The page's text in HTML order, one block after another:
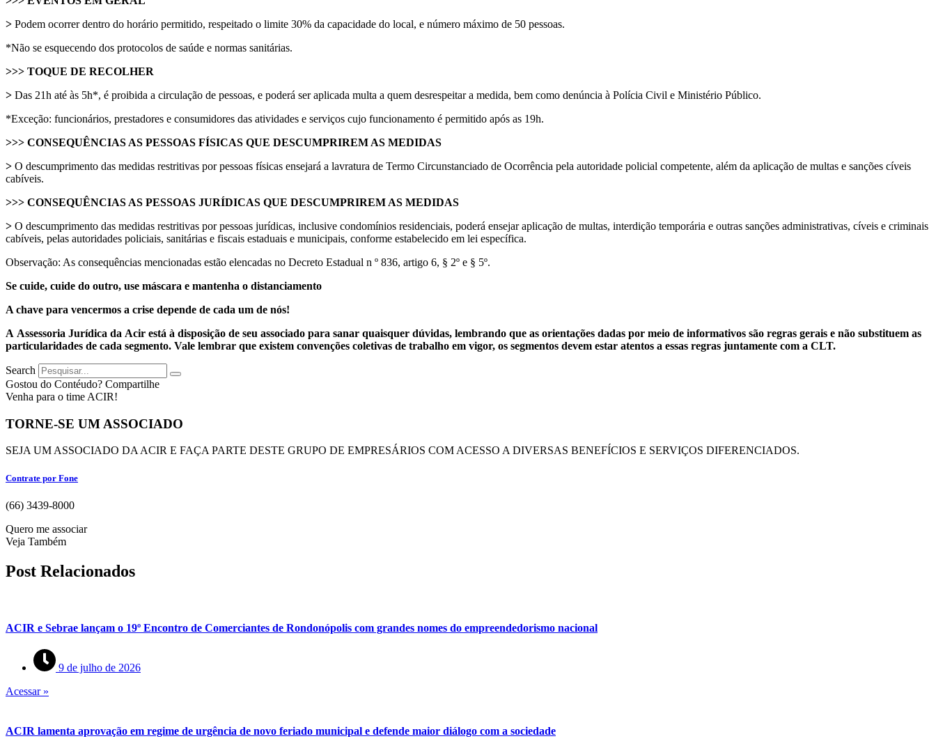
> Podem ocorrer dentro do horário permitido, respeitado o limite 30% da capacidade do local, e número máximo de 50 pessoas.
*Não se esquecendo dos protocolos de saúde e normas sanitárias.
>>> TOQUE DE RECOLHER
> Das 21h até às 5h*, é proibida a circulação de pessoas, e poderá ser aplicada multa a quem desrespeitar a medida, bem como denúncia à Polícia Civil e Ministério Público.
*Exceção: funcionários, prestadores e consumidores das atividades e serviços cujo funcionamento é permitido após as 19h.
>>> CONSEQUÊNCIAS AS PESSOAS FÍSICAS QUE DESCUMPRIREM AS MEDIDAS
> O descumprimento das medidas restritivas por pessoas físicas ensejará a lavratura de Termo Circunstanciado de Ocorrência pela autoridade policial competente, além da aplicação de multas e sanções cíveis
cabíveis.
>>> CONSEQUÊNCIAS AS PESSOAS JURÍDICAS QUE DESCUMPRIREM AS MEDIDAS
> O descumprimento das medidas restritivas por pessoas jurídicas, inclusive condomínios residenciais, poderá ensejar aplicação de multas, interdição temporária e outras sanções administrativas, cíveis e criminais
cabíveis, pelas autoridades policiais, sanitárias e fiscais estaduais e municipais, conforme estabelecido em lei específica.
Observação: As consequências mencionadas estão elencadas no Decreto Estadual n º 836, artigo 6, § 2º e § 5º.
Se cuide, cuide do outro, use máscara e mantenha o distanciamento
A chave para vencermos a crise depende de cada um de nós!
A Assessoria Jurídica da Acir está à disposição de seu associado para sanar quaisquer dúvidas, lembrando que as orientações dadas por meio de informativos são regras gerais e não substituem as
particularidades de cada segmento. Vale lembrar que existem convenções coletivas de trabalho em vigor, os segmentos devem estar atentos a essas regras juntamente com a CLT.
Search
Gostou do Contéudo? Compartilhe
Venha para o time ACIR!
TORNE-SE UM ASSOCIADO
SEJA UM ASSOCIADO DA ACIR E FAÇA PARTE DESTE GRUPO DE EMPRESÁRIOS COM ACESSO A DIVERSAS BENEFÍCIOS E SERVIÇOS DIFERENCIADOS.
Contrate por Fone
(66) 3439-8000
Quero me associar
Veja Também
Post Relacionados
ACIR e Sebrae lançam o 19º Encontro de Comerciantes de Rondonópolis com grandes nomes do empreendedorismo nacional
9 de julho de 2026
Acessar »
ACIR lamenta aprovação em regime de urgência de novo feriado municipal e defende maior diálogo com a sociedade